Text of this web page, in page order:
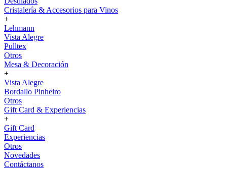
Cristalería & Accesorios para Vinos
+
Lehmann
Vista Alegre
Pulltex
Otros
Mesa & Decoración
+
Vista Alegre
Bordallo Pinheiro
Otros
Gift Card & Experiencias
+
Gift Card
Experiencias
Otros
Novedades
Contáctanos